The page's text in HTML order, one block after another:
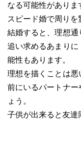
なる可能性がありま
スピード婚で周りを
結婚すると、理想
追い求めるあまり
能性もあります。
理想を描くことは
前にいるパートナー
ょう。
子供が出来ると友達